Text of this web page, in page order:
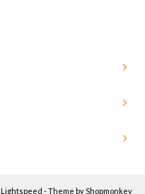
Lightspeed - Theme byShopmonkey